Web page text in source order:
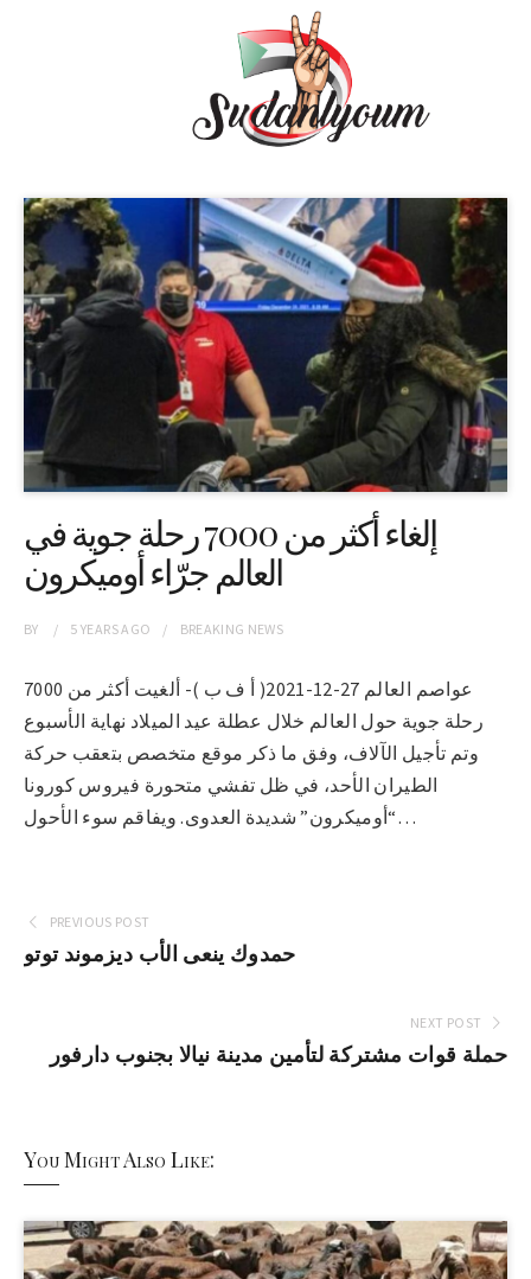
إلغاء أكثر من 7000 رحلة جوية في
العالم جرّاء أوميكرون
BY 5 YEARSAGO BREAKING NEWS
عواصم العالم 27-12-2021( أ ف ب )- ألغيت أكثر من 7000
رحلة جوية حول العالم خلال عطلة عيد الميلاد نهاية الأسبوع
وتم تأجيل الآلاف، وفق ما ذكر موقع متخصص بتعقب حركة
الطيران الأحد، في ظل تفشي متحورة فيروس كورونا
“أوميكرون” شديدة العدوى. ويفاقم سوء الأحول…
PREVIOUS POST
حمدوك ينعى الأب ديزموند توتو
NEXT POST
حملة قوات مشتركة لتأمين مدينة نيالا بجنوب دارفور
You Might Also Like: